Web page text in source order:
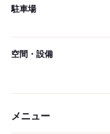
駐車場
空間・設備
メニュー